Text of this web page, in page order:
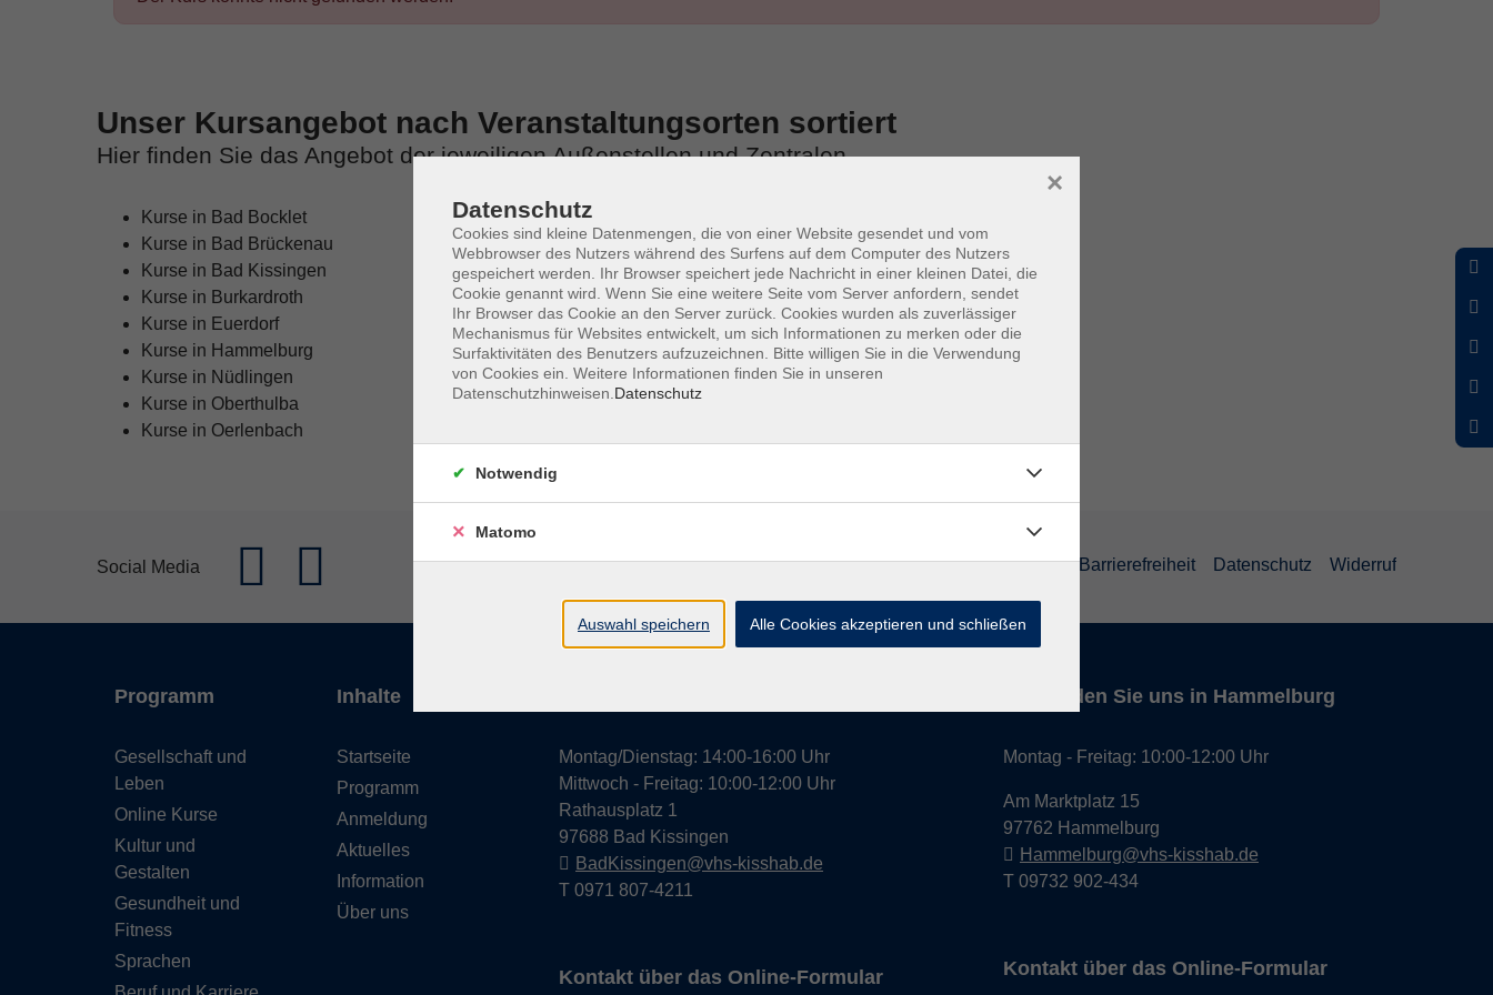
Unser Kursangebot nach Veranstaltungsorten sortiert
Hier finden Sie das Angebot der jeweiligen Außenstellen und Zentralen
Kurse in Bad Bocklet
Kurse in Bad Brückenau
Kurse in Bad Kissingen
Kurse in Burkardroth
Kurse in Euerdorf
Kurse in Hammelburg
Kurse in Nüdlingen
Kurse in Oberthulba
Kurse in Oerlenbach
Social Media Widerrufsrecht Impressum AGB Barrierefreiheit Datenschutz Widerruf
Programm
Gesellschaft und
Leben
Online Kurse
Kultur und
Gestalten
Gesundheit und
Fitness
Sprachen
Inhalte
Startseite
Programm
Anmeldung
Aktuelles
Information
Über uns
Montag/Dienstag: 14:00-16:00 Uhr
Mittwoch - Freitag: 10:00-12:00 Uhr
Rathausplatz 1
97688 Bad Kissingen
BadKissingen@vhs-kisshab.de
T 0971 807-4211
Kontakt über das Online-Formular
Hier finden Sie uns in Hammelburg
Montag - Freitag: 10:00-12:00 Uhr
Am Marktplatz 15
97762 Hammelburg
Hammelburg@vhs-kisshab.de
T 09732 902-434
Kontakt über das Online-Formular
Datenschutz
Cookies sind kleine Datenmengen, die von einer Website gesendet und vom
Webbrowser des Nutzers während des Surfens auf dem Computer des Nutzers
gespeichert werden. Ihr Browser speichert jede Nachricht in einer kleinen Datei, die
Cookie genannt wird. Wenn Sie eine weitere Seite vom Server anfordern, sendet
Ihr Browser das Cookie an den Server zurück. Cookies wurden als zuverlässiger
Mechanismus für Websites entwickelt, um sich Informationen zu merken oder die
Surfaktivitäten des Benutzers aufzuzeichnen. Bitte willigen Sie in die Verwendung
von Cookies ein. Weitere Informationen finden Sie in unseren
Datenschutzhinweisen. Datenschutz
×
Notwendig
Matomo
Auswahl speichern Alle Cookies akzeptieren und schließen